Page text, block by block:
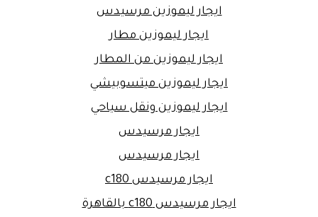
ايجار ليموزين مرسيدس
ايجار ليموزين مطار
ايجار ليموزين من المطار
ايجار ليموزين ميتسوبيشي
ايجار ليموزين ونقل سياحي
ايجار مرسيدس
ايجار مرسيدس
ايجار مرسيدس c180
ايجار مرسيدس c180 بالقاهرة